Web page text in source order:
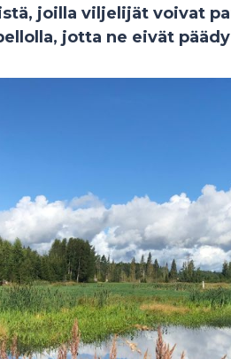
joilla viljelijät voivat
jotta ne eivät